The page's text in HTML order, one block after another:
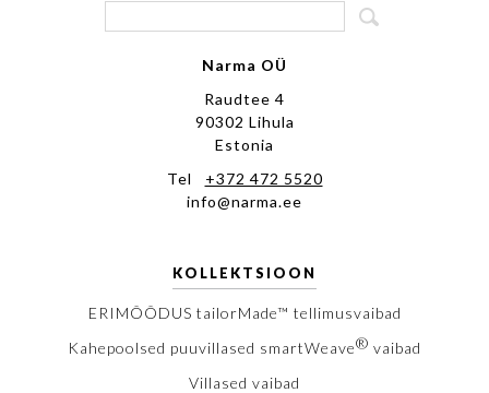
Narma OÜ
Raudtee 4
90302 Lihula
Estonia
Tel +372 472 5520
info@narma.ee
KOLLEKTSIOON
ERIMÕÕDUS tailorMade™ tellimusvaibad
Kahepoolsed puuvillased smartWeave® vaibad
Villased vaibad